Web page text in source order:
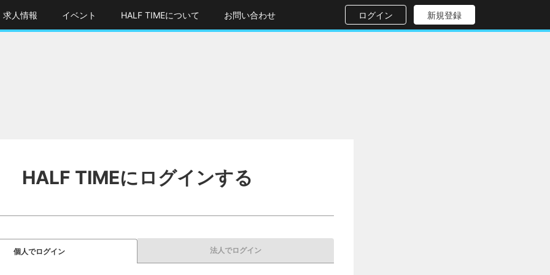
求人情報 イベント HALF TIMEについて お問い合わせ ログイン 新規登録
HALF TIMEにログインする
個人でログイン 法人でログイン